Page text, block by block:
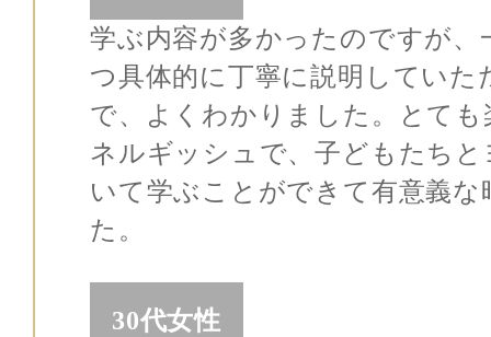
学ぶ内容が多かったのですが、
つ具体的に丁寧に説明していた
で、よくわかりました。とても
ネルギッシュで、子どもたち
いて学ぶことができて有意義な
た。
30代女性